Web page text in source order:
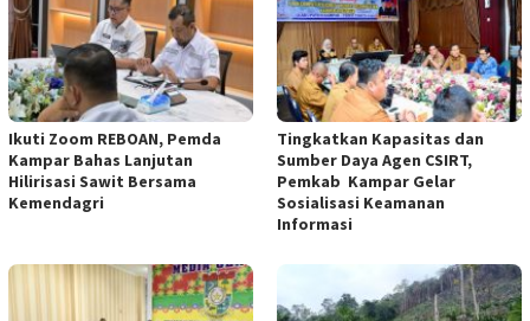
Ikuti Zoom REBOAN, Pemda
Kampar Bahas Lanjutan
Hilirisasi Sawit Bersama
Kemendagri
Tingkatkan Kapasitas dan
Sumber Daya Agen CSIRT,
Pemkab Kampar Gelar
Sosialisasi Keamanan
Informasi